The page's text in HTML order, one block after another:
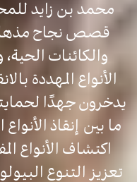
محمد بن زايد
قصص نجاح مذهلة
والكائنات الحية،
الأنواع المهددة
يدخرون جهدًا
ما بين إنقاذ
اكتشاف الأنواع
تعزيز التنوع